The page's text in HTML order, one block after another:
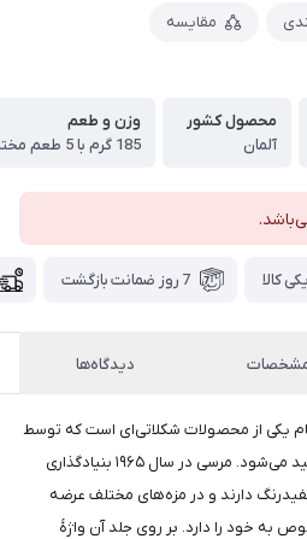
مقایسه
محصول کشور
آلمان
وزن و طعم
185 گرم با 5 طعم مختلف
کالا 7 روز ضمانت بازگشت
دیدگاه‌ها
یکی از محصولات شکلاتی‌ای است که توسط
شرکت آلمانی آوگوست اشتورک تولید می‌شود. مرسی در سال ۱۹۶۵ بنیادگذاری
دارند و در مزه‌های مختلف عرضه
خود را دارد. بر روی جلد آن واژهٔ